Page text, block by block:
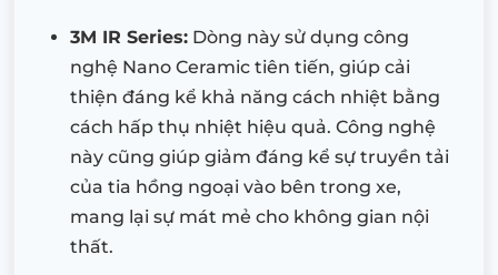
3M IR Series: Dòng này sử dụng công
nghệ Nano Ceramic tiên tiến, giúp cải
thiện đáng kể khả năng cách nhiệt bằng
cách hấp thụ nhiệt hiệu quả. Công nghệ
này cũng giúp giảm đáng kể sự truyền tải
của tia hồng ngoại vào bên trong xe,
mang lại sự mát mẻ cho không gian nội
thất.